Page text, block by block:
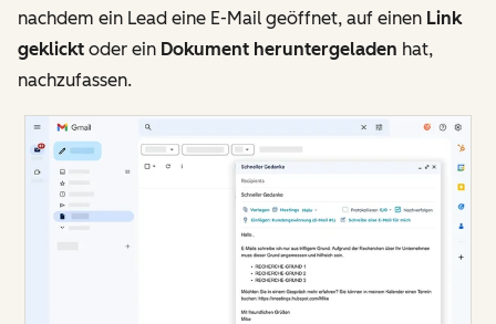
nachdem ein Lead eine E-Mail geöffnet, auf einen Link
geklickt oder ein Dokument heruntergeladen hat,
nachzufassen.